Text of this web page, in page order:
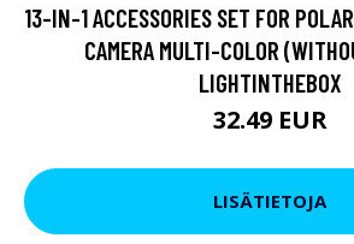
13-IN-1 ACCESSORIES SET FOR
CAMERA MULTI-COLOR
LIGHTINTHEBOX
32.49 EUR
LISÄTIETOJA